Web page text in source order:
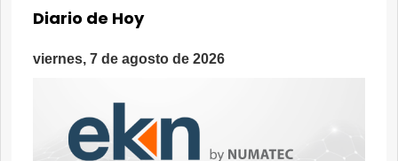
Diario de Hoy
viernes, 7 de agosto de 2026